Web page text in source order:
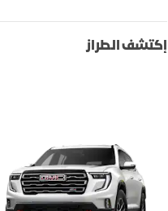
إكتشف الطراز